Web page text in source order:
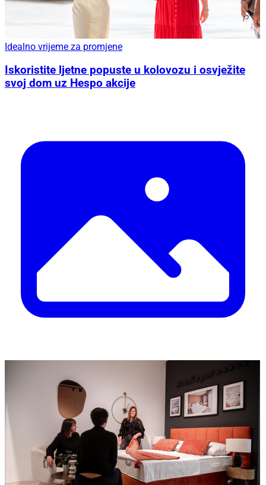
Idealno vrijeme za promjene
Iskoristite ljetne popuste u kolovozu i osvježite
svoj dom uz Hespo akcije